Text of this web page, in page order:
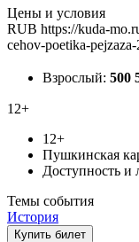
Цены и условия
RUB https://kuda-
cehov-poetika-
Взрослый: 500
12+
12+
Пушкинская
Доступность и
Темы события
История
Купить билет